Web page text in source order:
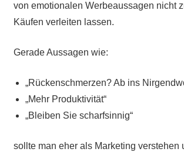
von emotionalen Werbeaussagen nicht
Käufen verleiten lassen.
Gerade Aussagen wie:
„Rückenschmerzen? Ab ins
„Mehr Produktivität“
„Bleiben Sie scharfsinnig“
sollte man eher als Marketing verstehen